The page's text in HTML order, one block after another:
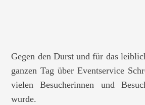
Gegen den Durst und für das
ganzen Tag über Eventservice
vielen Besucherinnen und
wurde.